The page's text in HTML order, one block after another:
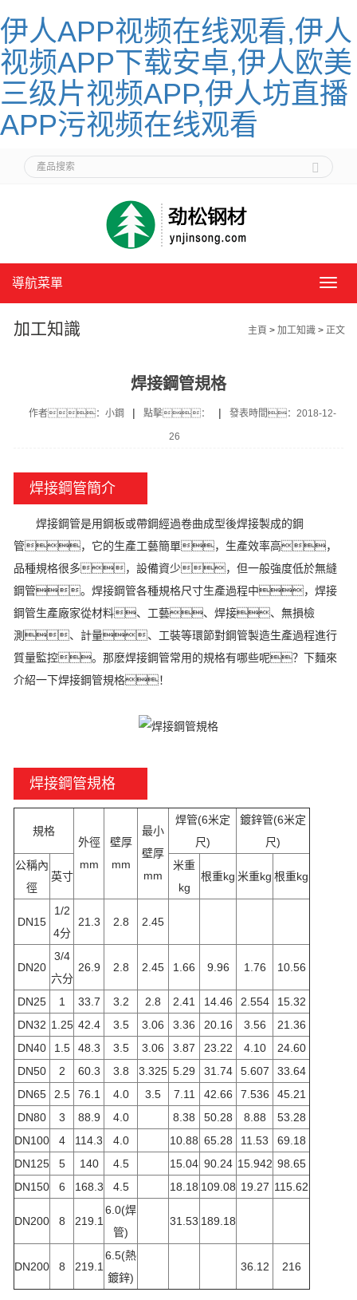
伊人APP视频在线观看,伊人
视频APP下载安卓,伊人欧美
三级片视频APP,伊人坊直播
APP污视频在线观看
導
單
導航菜單
加工知識 主頁 > 加工知識 > 正文
焊接鋼管規格
作者：小鋼 | 點擊： | 發表時間：2018-12-
26
焊接鋼管簡介
焊接鋼管是用鋼板或帶鋼經過卷曲成型後焊接製成的鋼
管，它的生產工藝簡單，生產效率高，
品種規格很多，設備資少，但一般強度低於無縫
鋼管。焊接鋼管各種規格尺寸生產過程中，焊接
鋼管生產廠家從材料、工藝、焊接、無損檢
測、計量、工裝等環節對鋼管製造生產過程進行
質量監控。那麽焊接鋼管常用的規格有哪些呢？下麵來
介紹一下焊接鋼管規格！
焊接鋼管規格
規格
外徑
mm
壁厚
mm
最小
壁厚
mm
焊管(6米定
尺)
鍍鋅管(6米定
尺)
公稱內
徑
英寸
米重
kg
根重kg 米重kg 根重kg
DN15
1/2
4分
21.3 2.8 2.45
DN20
3/4
六分
26.9 2.8 2.45 1.66 9.96 1.76 10.56
DN25 1 33.7 3.2 2.8 2.41 14.46 2.554
15.32
DN32 1.25 42.4 3.5 3.06 3.36 20.16 3.56
21.36
DN40
1.5 48.3 3.5 3.06 3.87 23.22 4.10
24.60
DN50
2 60.3 3.8 3.325 5.29 31.74 5.607
33.64
DN65
2.5 76.1 4.0 3.5 7.11 42.66 7.536
45.21
DN80
3 88.9 4.0 8.38 50.28 8.88
53.28
DN100
4 114.3 4.0 10.88 65.28 11.53
69.18
DN125
5 140 4.5 15.04 90.24 15.942 98.65
DN150
6 168.3 4.5 18.18 109.08 19.27 115.62
DN200 8 219.1
6.0(焊
管)
31.53 189.18
DN200 8 219.1
6.5(熱
鍍鋅)
36.12 216